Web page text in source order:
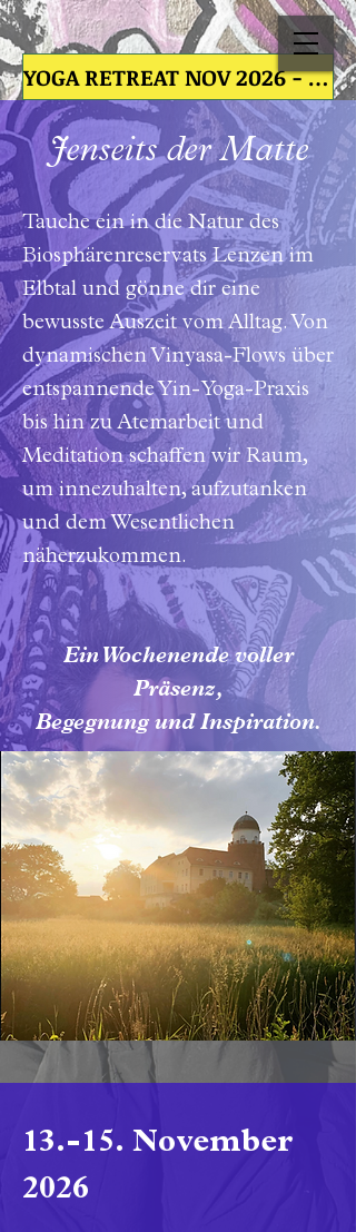
YOGA RETREAT NOV 2026 - YOGA RETREAT NOV 2026 - YOGA RETREAT NOV 2026 - YOGA RETREAT NOV
Jenseits der Matte
Tauche ein in die Natur des
Biosphärenreservats Lenzen im
Elbtal und gönne dir eine
bewusste Auszeit vom Alltag. Von
dynamischen Vinyasa-Flows über
entspannende Yin-Yoga-Praxis
bis hin zu Atemarbeit und
Meditation schaffen wir Raum,
um innezuhalten, aufzutanken
und dem Wesentlichen
näherzukommen.
Ein Wochenende voller
Präsenz,
Begegnung und Inspiration.
13.-15. November
2026